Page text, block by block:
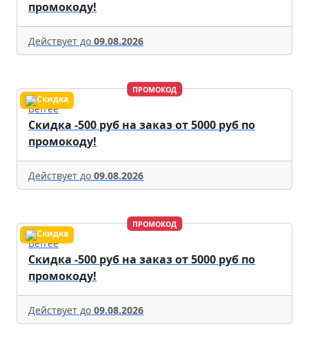
промокоду!
Действует до 09.08.2026
ПРОМОКОД
Befree
Скидка -500 руб на заказ от 5000 руб по
промокоду!
Действует до 09.08.2026
ПРОМОКОД
Befree
Скидка -500 руб на заказ от 5000 руб по
промокоду!
Действует до 09.08.2026